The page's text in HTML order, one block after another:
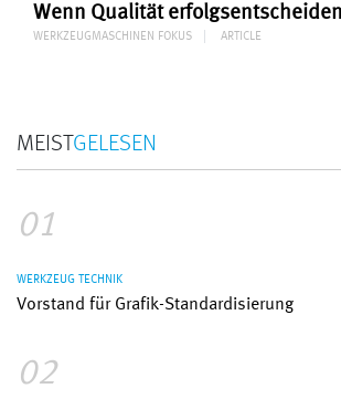
Wenn Qualität
WERKZEUGMASCHINEN FOKUS ARTICLE
MEIST GELESEN
01
WERKZEUG TECHNIK
Vorstand für Grafik-Standardisierung
02